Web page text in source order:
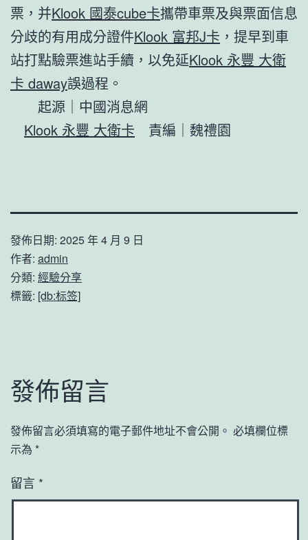
票，并Klook 國泰cube卡攜帶車票及與票面信息
分歧的有用成分證件Klook 富邦J卡 ，提早到車
站打點驗票進站手續，以免延Klook 永豐 大衛
卡 daway誤過程。
起源｜中國消息網
Klook 永豐 大衛卡 責編｜魏禮園
發佈日期: 2025 年 4 月 9 日
作者: admin
分類: 經驗分享
標籤: [db:标签]
發佈留言
發佈留言必須填寫的電子郵件地址不會公開。 必填欄位標
示為 *
留言 *